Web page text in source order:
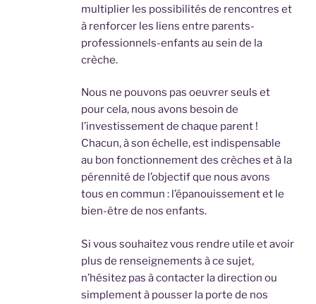
multiplier les possibilités de rencontres et
à renforcer les liens entre parents-
professionnels-enfants au sein de la
crèche.
Nous ne pouvons pas oeuvrer seuls et
pour cela, nous avons besoin de
l’investissement de chaque parent !
Chacun, à son échelle, est indispensable
au bon fonctionnement des crèches et à la
pérennité de l’objectif que nous avons
tous en commun : l’épanouissement et le
bien-être de nos enfants.
Si vous souhaitez vous rendre utile et avoir
plus de renseignements à ce sujet,
n’hésitez pas à contacter la direction ou
simplement à pousser la porte de nos